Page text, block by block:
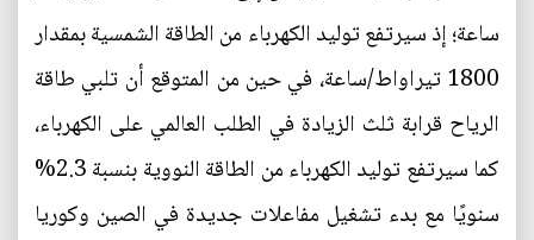
ساعة؛ إذ سيرتفع توليد الكهرباء من الطاقة الشمسية بمقدار
1800 تيراواط/ساعة، في حين من المتوقع أن تلبي طاقة
الرياح قرابة ثلث الزيادة في الطلب العالمي على الكهرباء،
كما سيرتفع توليد الكهرباء من الطاقة النووية بنسبة 2.3%
سنويًا مع بدء تشغيل مفاعلات جديدة في الصين وكوريا